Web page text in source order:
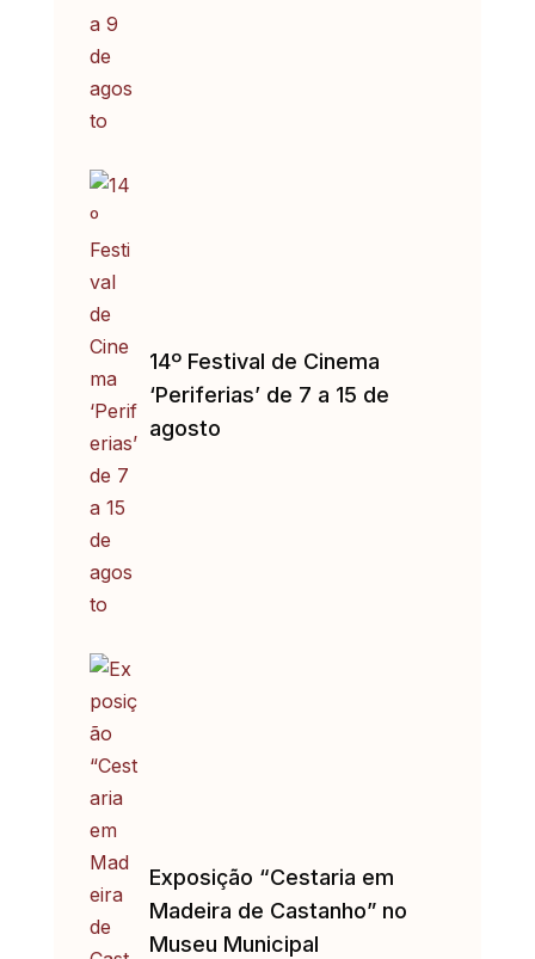
14º Festival de Cinema
‘Periferias’ de 7 a 15 de
agosto
Exposição “Cestaria em
Madeira de Castanho” no
Museu Municipal